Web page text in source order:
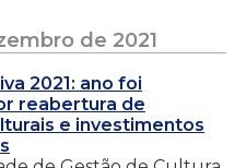
de 2021
2021: ano foi
reabertura de
e investimentos